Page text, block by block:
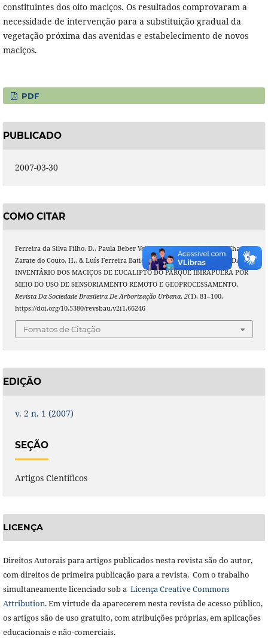
constituintes dos oito maciços. Os resultados comprovaram a
necessidade de intervenção para a substituição gradual da
vegetação próxima das avenidas e estabelecimento de novos
maciços.
PDF
PUBLICADO
2007-03-30
COMO CITAR
Ferreira da Silva Filho, D., Paula Beber Veiga, A., Lordello Polizel, J., Thadeu
Zarate do Couto, H., & Luís Ferreira Batista, J. (2007). EFEITO DE BORDA NO
INVENTÁRIO DOS MACIÇOS DE EUCALIPTO DO PARQUE IBIRAPUERA POR
MEIO DO USO DE SENSORIAMENTO REMOTO E GEOPROCESSAMENTO.
Revista Da Sociedade Brasileira De Arborização Urbana, 2(1), 81–100.
https://doi.org/10.5380/revsbau.v2i1.66246
Fomatos de Citação
EDIÇÃO
v. 2 n. 1 (2007)
SEÇÃO
Artigos Científicos
LICENÇA
Direitos Autorais para artigos publicados nesta revista são do autor,
com direitos de primeira publicação para a revista. Com o trabalho
simultaneamente licenciado sob a Licença Creative Commons
Attribution. Em virtude da aparecerem nesta revista de acesso público,
os artigos são de uso gratuito, com atribuições próprias, em aplicações
educacionais e não-comerciais.